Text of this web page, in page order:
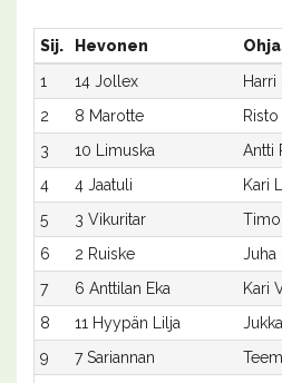
Sij. Hevonen
1
14 Jollex Harri
2
8 Marotte
3
10 Limuska Antti
4
4 Jaatuli Kari
5
3 Vikuritar Timo
6
2 Ruiske Juha
7
6 Anttilan Eka Kari
8
11 Hyypän Lilja
9
7 Sariannan